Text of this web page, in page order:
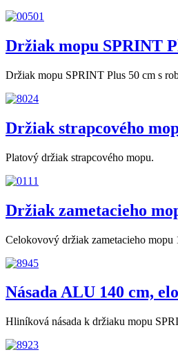
Držiak mopu SPRINT
Držiak mopu SPRINT Plus 50 cm s
Držiak strapcového
Platový držiak strapcového mopu.
Držiak zametacieho
Celokovový držiak zametacieho mopu
Násada ALU 140 cm,
Hliníková násada k držiaku mopu